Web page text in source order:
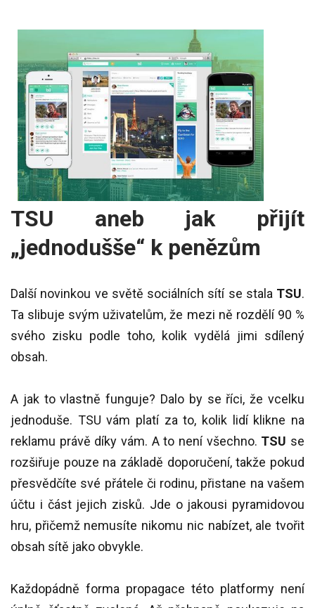
TSU aneb jak přijít
„jednodušše“ k penězům
Další novinkou ve světě sociálních sítí se stala TSU.
Ta slibuje svým uživatelům, že mezi ně rozdělí 90 %
svého zisku podle toho, kolik vydělá jimi sdílený
obsah.
A jak to vlastně funguje? Dalo by se říci, že vcelku
jednoduše. TSU vám platí za to, kolik lidí klikne na
reklamu právě díky vám. A to není všechno. TSU se
rozšiřuje pouze na základě doporučení, takže pokud
přesvědčíte své přátele či rodinu, přistane na vašem
účtu i část jejich zisků. Jde o jakousi pyramidovou
hru, přičemž nemusíte nikomu nic nabízet, ale tvořit
obsah sítě jako obvykle.
Každopádně forma propagace této platformy není